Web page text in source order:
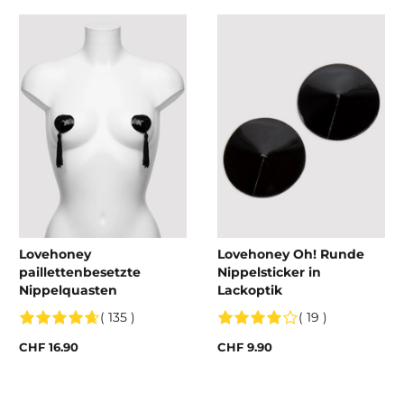
Lovehoney
paillettenbesetzte
Nippelquasten
( 135 )
CHF 16.90
Lovehoney Oh! Runde
Nippelsticker in
Lackoptik
( 19 )
CHF 9.90